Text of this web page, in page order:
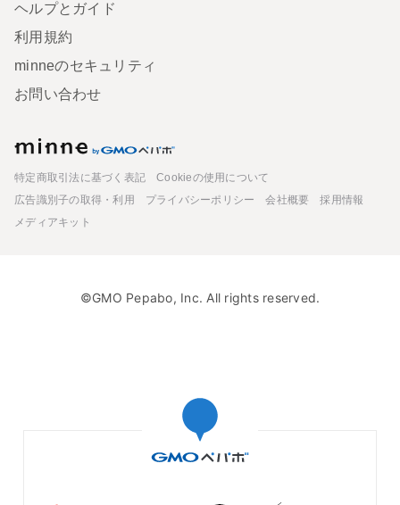
ヘルプとガイド
利用規約
minneのセキュリティ
お問い合わせ
特定商取引法に基づく表記
Cookieの使用について
広告識別子の取得・利用
プライバシーポリシー 会社概要
採用情報
メディアキット
©GMO Pepabo, Inc. All rights reserved.